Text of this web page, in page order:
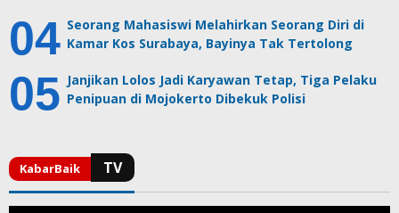
Seorang Mahasiswi Melahirkan Seorang Diri di
Kamar Kos Surabaya, Bayinya Tak Tertolong
Janjikan Lolos Jadi Karyawan Tetap, Tiga Pelaku
Penipuan di Mojokerto Dibekuk Polisi